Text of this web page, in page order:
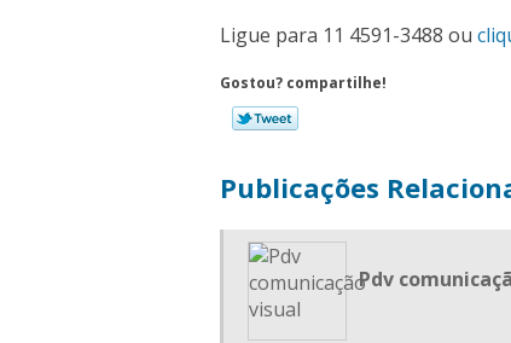
Ligue para 11 4591-3488 ou
Gostou? compartilhe!
Publicações
Pdv